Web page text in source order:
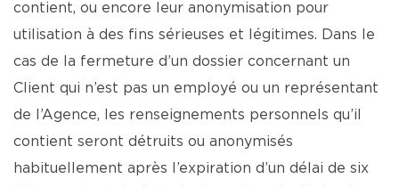
contient, ou encore leur anonymisation pour
utilisation à des fins sérieuses et légitimes. Dans le
cas de la fermeture d’un dossier concernant un
Client qui n’est pas un employé ou un représentant
de l’Agence, les renseignements personnels qu’il
contient seront détruits ou anonymisés
habituellement après l’expiration d’un délai de six